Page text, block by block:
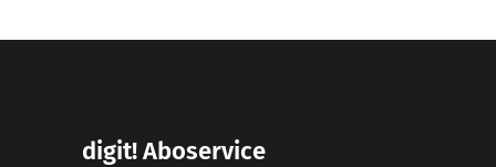
digit! Aboservice